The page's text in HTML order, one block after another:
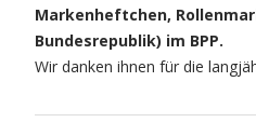
Markenheftchen,
Bundesrepublik) im BPP.
Wir danken ihnen für die